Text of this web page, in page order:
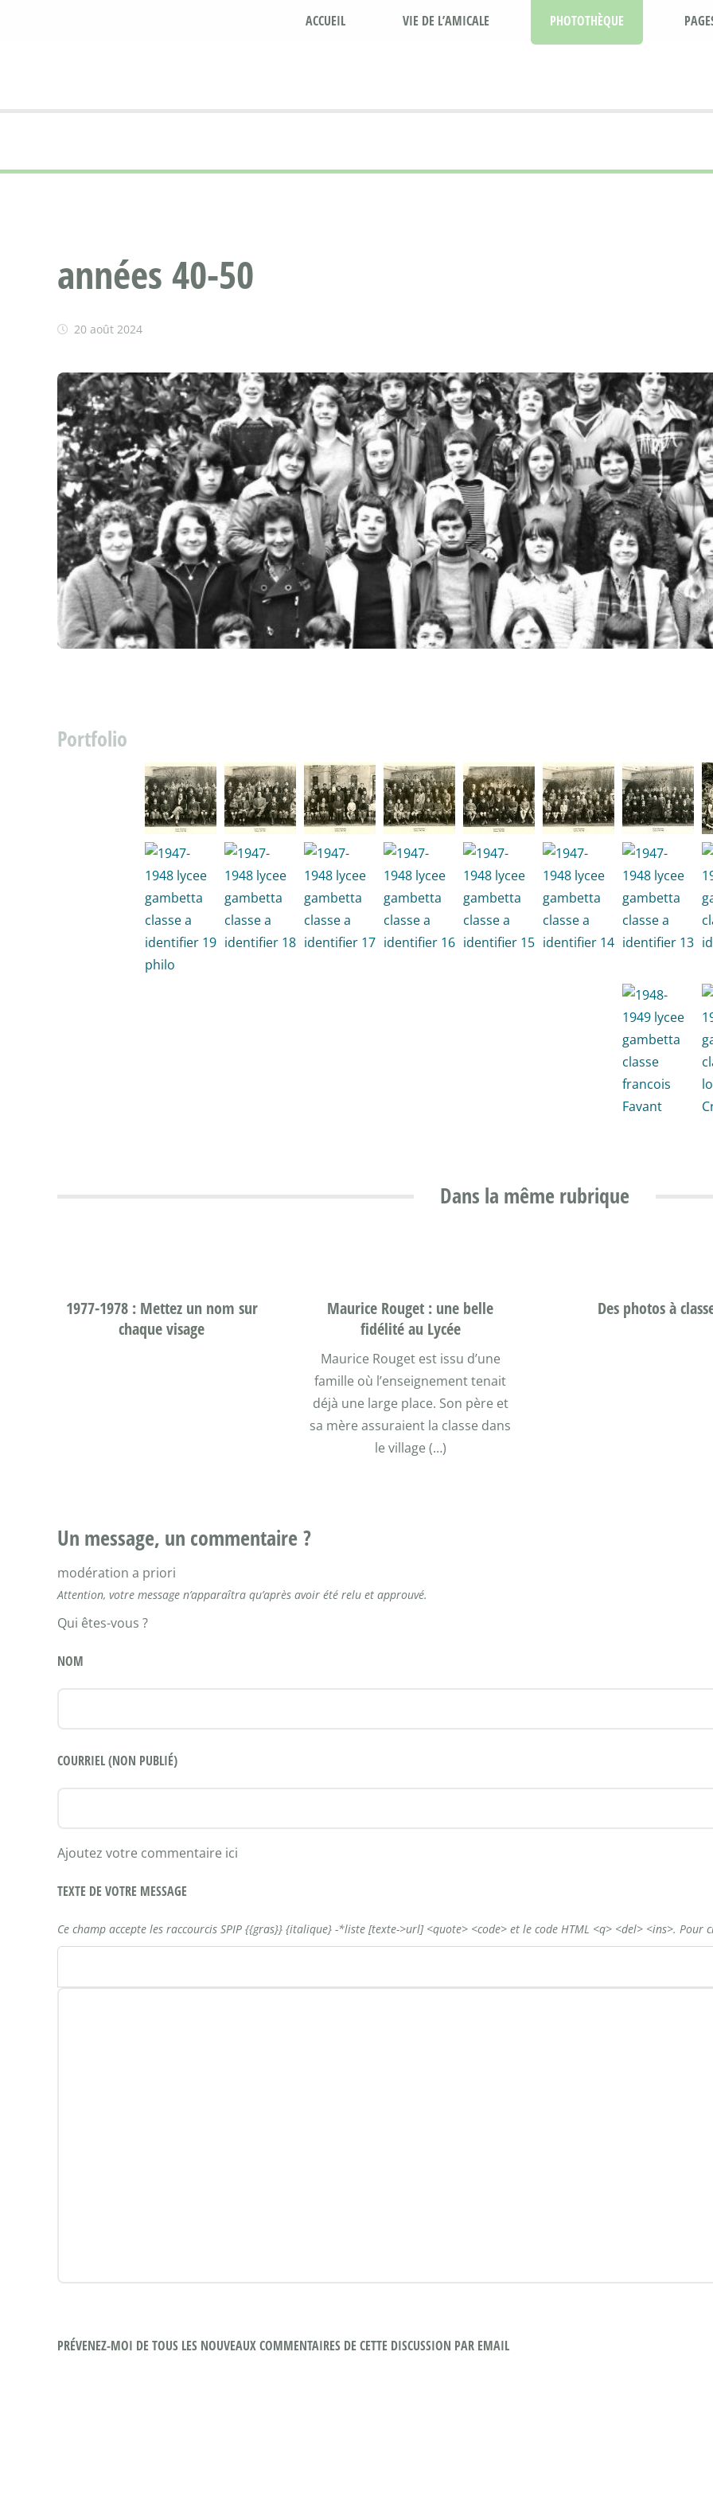
ACCUEIL VIE DE L’AMICALE PHOTOTHÈQUE
années 40-50
20 août 2024
Portfolio
Dans la même rubrique
1977-1978 : Mettez un nom sur
chaque visage
Maurice Rouget : une belle
fidélité au Lycée
Maurice Rouget est issu d’une
famille où l’enseignement tenait
déjà une large place. Son père et
sa mère assuraient la classe dans
le village (…)
Des photos à
Un message, un commentaire ?
modération a priori
Attention, votre message n’apparaîtra qu’après avoir été relu et approuvé.
Qui êtes-vous ?
NOM
COURRIEL (NON PUBLIÉ)
Ajoutez votre commentaire ici
TEXTE DE VOTRE MESSAGE
Ce champ accepte les raccourcis SPIP {{gras}} {italique} -*liste [texte->url] <quote> <code> et le code HTML <q> <del> <ins>. Pour
PRÉVENEZ-MOI DE TOUS LES NOUVEAUX COMMENTAIRES DE CETTE DISCUSSION PAR EMAIL